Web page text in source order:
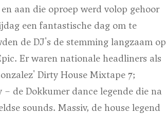
aan die oproep werd volop gehoor
een fantastische dag om te
de DJ's de stemming langzaam op
Er waren nationale headliners als
Dirty House Mixtape 7;
de Dokkumer dance legende die na
sounds. Massiv, de house legend